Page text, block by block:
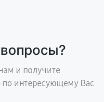
и получите
по интересующему Вас